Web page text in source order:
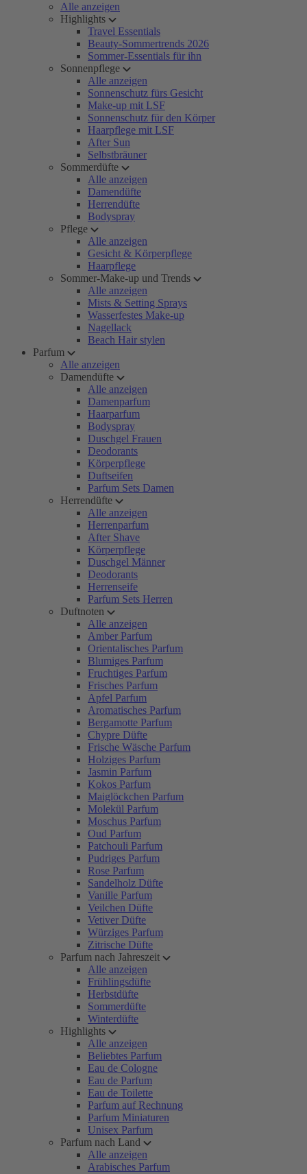
Alle anzeigen
Highlights
Travel Essentials
Beauty-Sommertrends 2026
Sommer-Essentials für ihn
Sonnenpflege
Alle anzeigen
Sonnenschutz fürs Gesicht
Make-up mit LSF
Sonnenschutz für den Körper
Haarpflege mit LSF
After Sun
Selbstbräuner
Sommerdüfte
Alle anzeigen
Damendüfte
Herrendüfte
Bodyspray
Pflege
Alle anzeigen
Gesicht & Körperpflege
Haarpflege
Sommer-Make-up und Trends
Alle anzeigen
Mists & Setting Sprays
Wasserfestes Make-up
Nagellack
Beach Hair stylen
Parfum
Alle anzeigen
Damendüfte
Alle anzeigen
Damenparfum
Haarparfum
Bodyspray
Duschgel Frauen
Deodorants
Körperpflege
Duftseifen
Parfum Sets Damen
Herrendüfte
Alle anzeigen
Herrenparfum
After Shave
Körperpflege
Duschgel Männer
Deodorants
Herrenseife
Parfum Sets Herren
Duftnoten
Alle anzeigen
Amber Parfum
Orientalisches Parfum
Blumiges Parfum
Fruchtiges Parfum
Frisches Parfum
Apfel Parfum
Aromatisches Parfum
Bergamotte Parfum
Chypre Düfte
Frische Wäsche Parfum
Holziges Parfum
Jasmin Parfum
Kokos Parfum
Maiglöckchen Parfum
Molekül Parfum
Moschus Parfum
Oud Parfum
Patchouli Parfum
Pudriges Parfum
Rose Parfum
Sandelholz Düfte
Vanille Parfum
Veilchen Düfte
Vetiver Düfte
Würziges Parfum
Zitrische Düfte
Parfum nach Jahreszeit
Alle anzeigen
Frühlingsdüfte
Herbstdüfte
Sommerdüfte
Winterdüfte
Highlights
Alle anzeigen
Beliebtes Parfum
Eau de Cologne
Eau de Parfum
Eau de Toilette
Parfum auf Rechnung
Parfum Miniaturen
Unisex Parfum
Parfum nach Land
Alle anzeigen
Arabisches Parfum